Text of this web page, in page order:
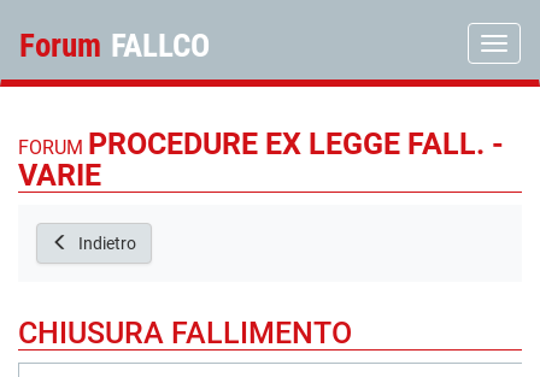
Forum FALLCO
FORUM PROCEDURE EX LEGGE FALL. -
VARIE
Indietro
CHIUSURA FALLIMENTO